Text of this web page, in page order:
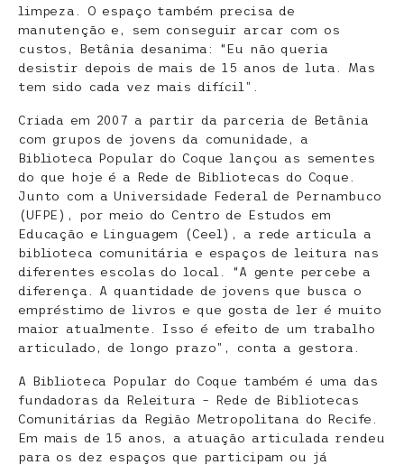
limpeza. O espaço também precisa de
manutenção e, sem conseguir arcar com os
custos, Betânia desanima: “Eu não queria
desistir depois de mais de 15 anos de luta. Mas
tem sido cada vez mais difícil”.
Criada em 2007 a partir da parceria de Betânia
com grupos de jovens da comunidade, a
Biblioteca Popular do Coque lançou as sementes
do que hoje é a Rede de Bibliotecas do Coque.
Junto com a Universidade Federal de Pernambuco
(UFPE), por meio do Centro de Estudos em
Educação e Linguagem (Ceel), a rede articula a
biblioteca comunitária e espaços de leitura nas
diferentes escolas do local. “A gente percebe a
diferença. A quantidade de jovens que busca o
empréstimo de livros e que gosta de ler é muito
maior atualmente. Isso é efeito de um trabalho
articulado, de longo prazo”, conta a gestora.
A Biblioteca Popular do Coque também é uma das
fundadoras da Releitura – Rede de Bibliotecas
Comunitárias da Região Metropolitana do Recife.
Em mais de 15 anos, a atuação articulada rendeu
para os dez espaços que participam ou já